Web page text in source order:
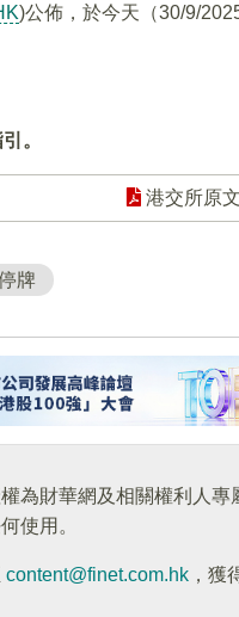
)公佈，於今天（30/9/
。
港交所原文
牌
為財華網及相關權利人專
使用。
content@finet.com.hk ，獲